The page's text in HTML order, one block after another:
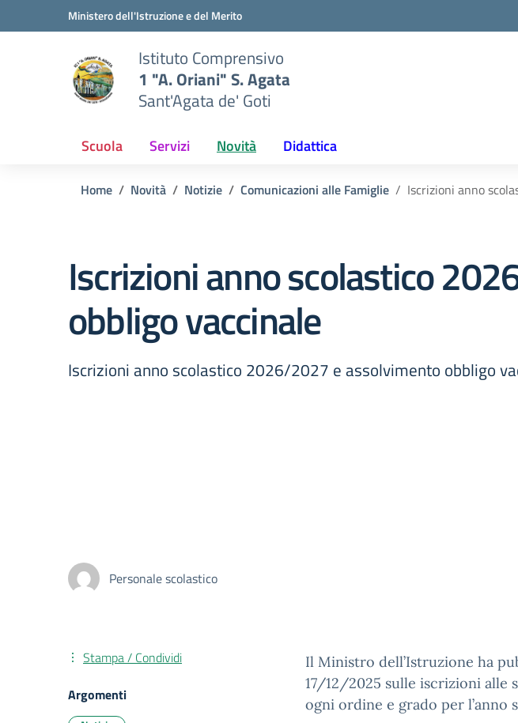
Vai ai contenuti
Vai al menu di navigazioneMinistero dell'Istruzione e del Merito
Istituto Comprensivo
1 "A. Oriani" S. Agata
Sant'Agata de' Goti
Scuola Servizi Novità Didattica
Home Novità Notizie Comunicazioni alle Famiglie Iscrizioni anno
Iscrizioni anno scolastico
obbligo vaccinale
Iscrizioni anno scolastico 2026/2027 e assolvimento obbligo
Personale scolastico
Il Ministro dell’Istruzione ha
17/12/2025 sulle iscrizioni alle
ogni ordine e grado per l’anno
Stampa / Condividi
Argomenti